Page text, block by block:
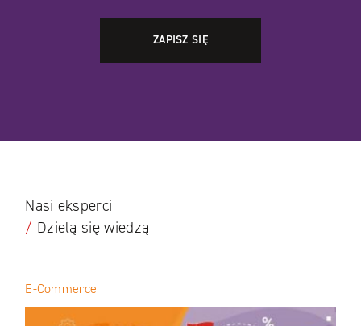
Nasi eksperci
/ Dzielą się wiedzą
E-Commerce